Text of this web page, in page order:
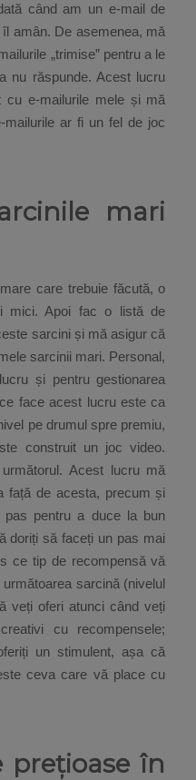
când am un e-mail de
amân. De asemenea, mă
„trimise” pentru a le
nu răspunde. Acest lucru
cu e-mailurile mele și mă
ar fi un fel de joc
mari
care trebuie făcută, o
mici. Apoi fac o listă de
sarcini și mă asigur că
sarcinii mari. Personal,
și pentru gestionarea
face acest lucru este ca
pe drumul spre premiu,
construit un joc video.
Acest lucru mă
față de acesta, precum și
pas pentru a duce la bun
doriți să faceți un pas mai
ce tip de recompensă vă
sarcină (nivelul
veți oferi atunci când veți
cu recompensele;
un stimulent, așa că
ceva care vă place cu
prețioase în